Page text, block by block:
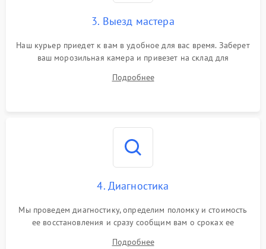
3. Выезд мастера
Наш курьер приедет к вам в удобное для вас время. Заберет
ваш морозильная камера и привезет на склад для
Подробнее
4. Диагностика
Мы проведем диагностику, определим поломку и стоимость
ее восстановления и сразу сообщим вам о сроках ее
Подробнее